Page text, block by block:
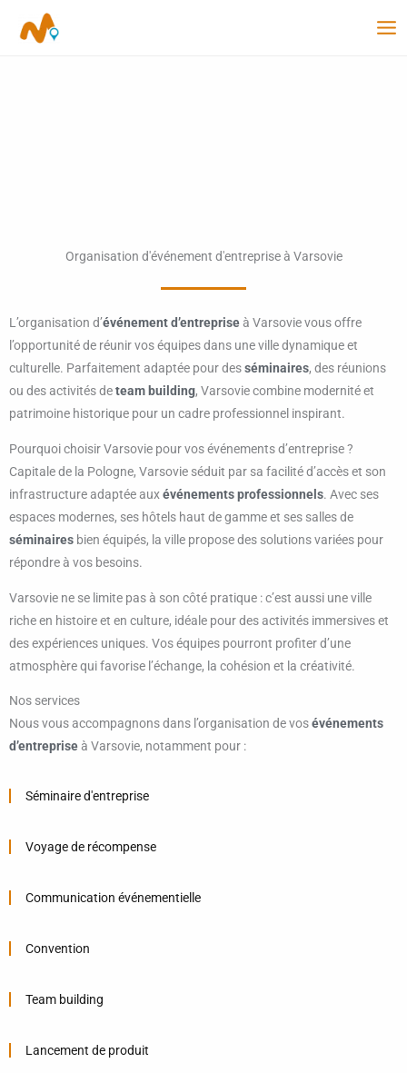
Organisation d'événement d'entreprise à Varsovie
L’organisation d’événement d’entrepriseà Varsovie vous offre
l’opportunité de réunir vos équipes dans une ville dynamique et
culturelle. Parfaitement adaptée pour desséminaires, des réunions
ou des activités deteam building, Varsovie combine modernité et
patrimoine historique pour un cadre professionnel inspirant.
Pourquoi choisir Varsovie pour vos événements d’entreprise ?
Capitale de la Pologne, Varsovie séduit par sa facilité d’accès et son
infrastructure adaptée auxévénements professionnels. Avec ses
espaces modernes, ses hôtels haut de gamme et ses salles de
séminaires bien équipés, la ville propose des solutions variées pour
répondre à vos besoins.
Varsovie ne se limite pas à son côté pratique : c’est aussi une ville
riche en histoire et en culture, idéale pour des activités immersives et
des expériences uniques. Vos équipes pourront profiter d’une
atmosphère qui favorise l’échange, la cohésion et la créativité.
Nos services
Nous vous accompagnons dans l’organisation de vosévénements
d’entrepriseà Varsovie, notamment pour :
Séminaire d'entreprise
Voyage de récompense
Communication événementielle
Convention
Team building
Lancement de produit